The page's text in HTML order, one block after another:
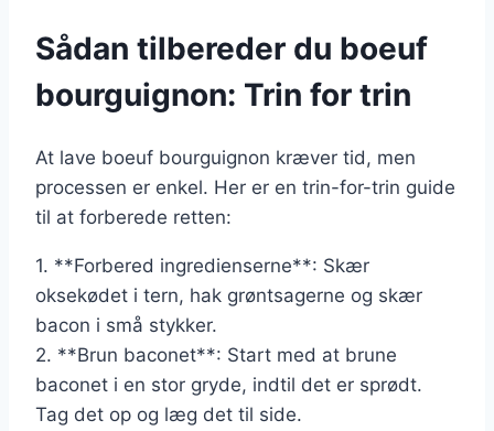
Sådan tilbereder du boeuf
bourguignon: Trin for trin
At lave boeuf bourguignon kræver tid, men
processen er enkel. Her er en trin-for-trin guide
til at forberede retten:
1. **Forbered ingredienserne**: Skær
oksekødet i tern, hak grøntsagerne og skær
bacon i små stykker.
2. **Brun baconet**: Start med at brune
baconet i en stor gryde, indtil det er sprødt.
Tag det op og læg det til side.